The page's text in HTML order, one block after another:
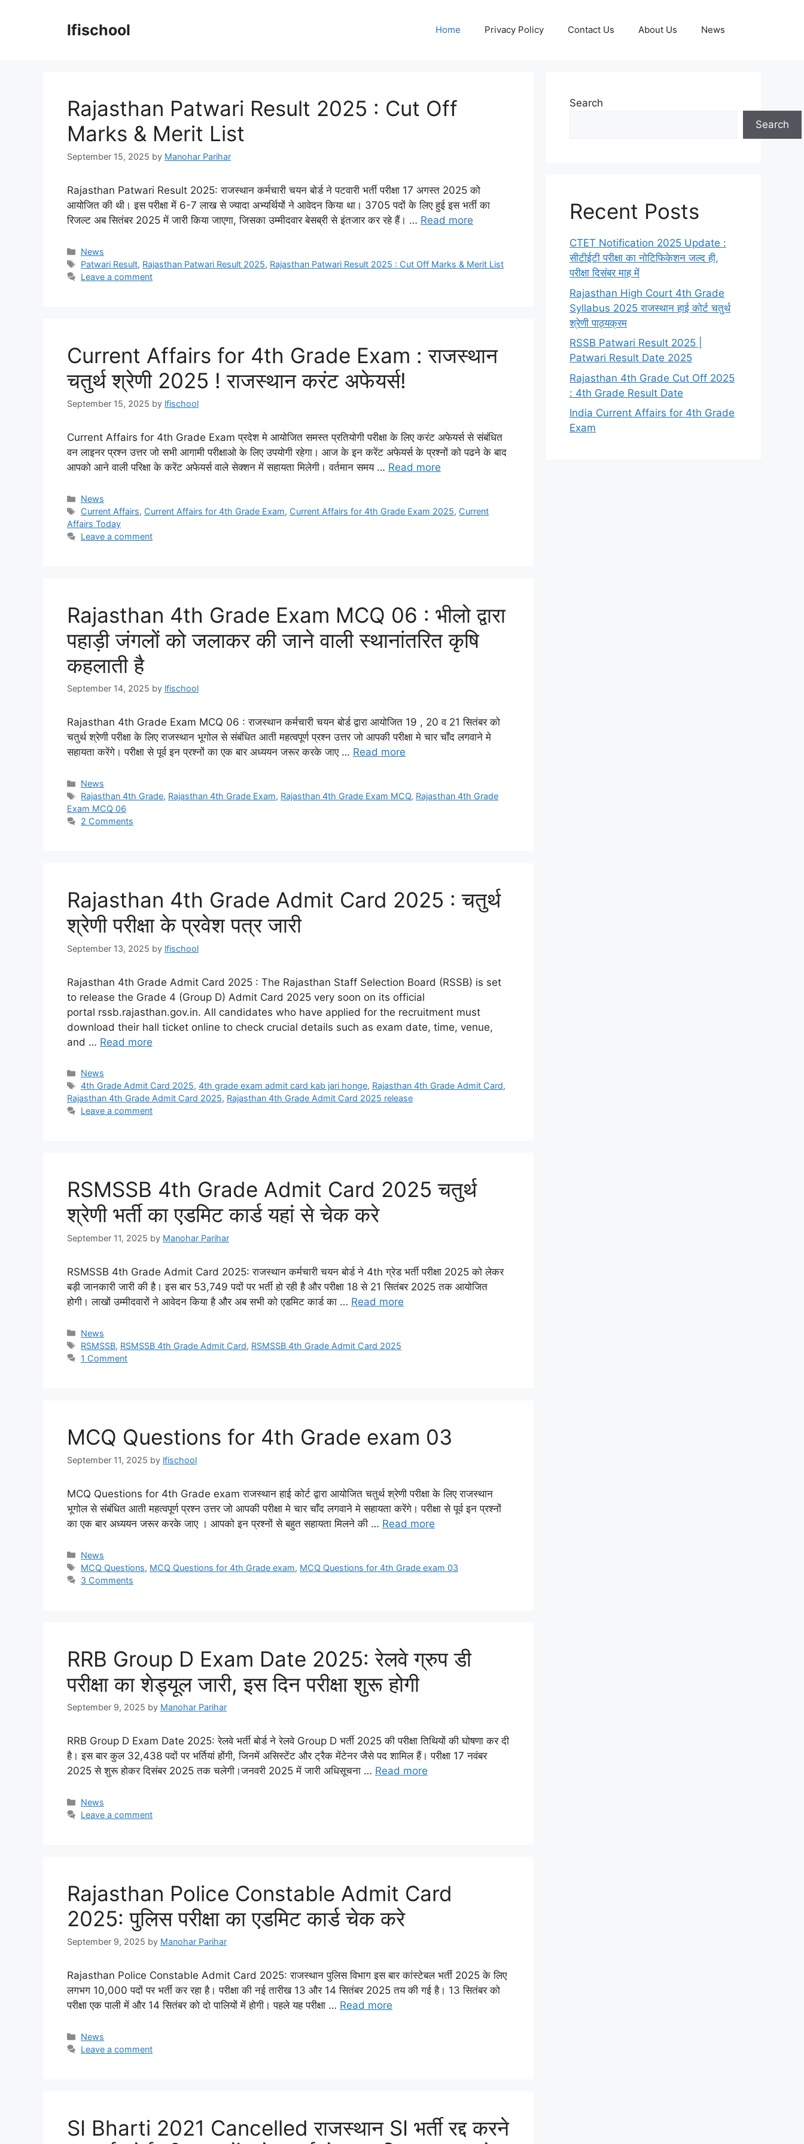
lfischool Home Privacy Policy Contact Us About Us News
Rajasthan Patwari Result 2025 : Cut Off
Marks & Merit List
September 15, 2025 by Manohar Parihar
Rajasthan Patwari Result 2025: राजस्थान कर्मचारी चयन बोर्ड ने पटवारी भर्ती परीक्षा 17 अगस्त 2025 को
आयोजित की थी। इस परीक्षा में 6-7 लाख से ज्यादा अभ्यर्थियों ने आवेदन किया था। 3705 पदों के लिए हुई इस भर्ती का
रिजल्ट अब सितंबर 2025 में जारी किया जाएगा, जिसका उम्मीदवार बेसब्री से इंतजार कर रहे हैं। … Read more
Categories
News
Tags
Patwari Result, Rajasthan Patwari Result 2025, Rajasthan Patwari Result 2025 : Cut Off Marks & Merit List
Leave a comment
Current Affairs for 4th Grade Exam : राजस्थान
चतुर्थ श्रेणी 2025 ! राजस्थान करंट अफेयर्स!
September 15, 2025 by lfischool
Current Affairs for 4th Grade Exam प्रदेश मे आयोजित समस्त प्रतियोगी परीक्षा के लिए करंट अफेयर्स से संबंधित
वन लाइनर प्रश्न उत्तर जो सभी आगामी परीक्षाओ के लिए उपयोगी रहेगा। आज के इन करेंट अफेयर्स के प्रश्नों को पढने के बाद
आपको आने वाली परिक्षा के करेंट अफेयर्स वाले सेक्शन में सहायता मिलेगी। वर्तमान समय … Read more
Categories
News
Tags
Current Affairs, Current Affairs for 4th Grade Exam, Current Affairs for 4th Grade Exam 2025, Current
Affairs Today
Leave a comment
Rajasthan 4th Grade Exam MCQ 06 : भीलो द्वारा
पहाड़ी जंगलों को जलाकर की जाने वाली स्थानांतरित कृषि
कहलाती है
September 14, 2025 by lfischool
Rajasthan 4th Grade Exam MCQ 06 : राजस्थान कर्मचारी चयन बोर्ड द्वारा आयोजित 19 , 20 व 21 सितंबर को
चतुर्थ श्रेणी परीक्षा के लिए राजस्थान भूगोल से संबंधित आती महत्वपूर्ण प्रश्न उत्तर जो आपकी परीक्षा मे चार चाँद लगवाने मे
सहायता करेंगे। परीक्षा से पूर्व इन प्रश्नों का एक बार अध्ययन जरूर करके जाए … Read more
Categories
News
Tags
Rajasthan 4th Grade, Rajasthan 4th Grade Exam, Rajasthan 4th Grade Exam MCQ, Rajasthan 4th Grade
Exam MCQ 06
2 Comments
Rajasthan 4th Grade Admit Card 2025 : चतुर्थ
श्रेणी परीक्षा के प्रवेश पत्र जारी
September 13, 2025 by lfischool
Rajasthan 4th Grade Admit Card 2025 : The Rajasthan Staff Selection Board (RSSB) is set
to release the Grade 4 (Group D) Admit Card 2025 very soon on its official
portal rssb.rajasthan.gov.in. All candidates who have applied for the recruitment must
download their hall ticket online to check crucial details such as exam date, time, venue,
and … Read more
Categories
News
Tags
4th Grade Admit Card 2025,4th grade exam admit card kab jari honge, Rajasthan 4th Grade Admit Card,
Rajasthan 4th Grade Admit Card 2025, Rajasthan 4th Grade Admit Card 2025 release
Leave a comment
RSMSSB 4th Grade Admit Card 2025 चतुर्थ
श्रेणी भर्ती का एडमिट कार्ड यहां से चेक करे
September 11, 2025 by Manohar Parihar
RSMSSB 4th Grade Admit Card 2025: राजस्थान कर्मचारी चयन बोर्ड ने 4th ग्रेड भर्ती परीक्षा 2025 को लेकर
बड़ी जानकारी जारी की है। इस बार 53,749 पदों पर भर्ती हो रही है और परीक्षा 18 से 21 सितंबर 2025 तक आयोजित
होगी। लाखों उम्मीदवारों ने आवेदन किया है और अब सभी को एडमिट कार्ड का … Read more
Categories
News
Tags
RSMSSB, RSMSSB 4th Grade Admit Card, RSMSSB 4th Grade Admit Card 2025
1 Comment
MCQ Questions for 4th Grade exam 03
September 11, 2025 by lfischool
MCQ Questions for 4th Grade exam राजस्थान हाई कोर्ट द्वारा आयोजित चतुर्थ श्रेणी परीक्षा के लिए राजस्थान
भूगोल से संबंधित आती महत्वपूर्ण प्रश्न उत्तर जो आपकी परीक्षा मे चार चाँद लगवाने मे सहायता करेंगे। परीक्षा से पूर्व इन प्रश्नों
का एक बार अध्ययन जरूर करके जाए । आपको इन प्रश्नों से बहुत सहायता मिलने की … Read more
Categories
News
Tags
MCQ Questions, MCQ Questions for 4th Grade exam, MCQ Questions for 4th Grade exam 03
3 Comments
RRB Group D Exam Date 2025: रेलवे ग्रुप डी
परीक्षा का शेड्यूल जारी, इस दिन परीक्षा शुरू होगी
September 9, 2025 by Manohar Parihar
RRB Group D Exam Date 2025: रेलवे भर्ती बोर्ड ने रेलवे Group D भर्ती 2025 की परीक्षा तिथियों की घोषणा कर दी
है। इस बार कुल 32,438 पदों पर भर्तियां होंगी, जिनमें असिस्टेंट और ट्रैक मेंटेनर जैसे पद शामिल हैं। परीक्षा 17 नवंबर
2025 से शुरू होकर दिसंबर 2025 तक चलेगी।जनवरी 2025 में जारी अधिसूचना … Read more
Categories
News
Leave a comment
Rajasthan Police Constable Admit Card
2025: पुलिस परीक्षा का एडमिट कार्ड चेक करे
September 9, 2025 by Manohar Parihar
Rajasthan Police Constable Admit Card 2025: राजस्थान पुलिस विभाग इस बार कांस्टेबल भर्ती 2025 के लिए
लगभग 10,000 पदों पर भर्ती कर रहा है। परीक्षा की नई तारीख 13 और 14 सितंबर 2025 तय की गई है। 13 सितंबर को
परीक्षा एक पाली में और 14 सितंबर को दो पालियों में होगी। पहले यह परीक्षा … Read more
Categories
News
Leave a comment
SI Bharti 2021 Cancelled राजस्थान SI भर्ती रद्द करने
Search
Search
Recent Posts
CTET Notification 2025 Update :
सीटीईटी परीक्षा का नोटिफिकेशन जल्द ही,
परीक्षा दिसंबर माह में
Rajasthan High Court 4th Grade
Syllabus 2025 राजस्थान हाई कोर्ट चतुर्थ
श्रेणी पाठ्यक्रम
RSSB Patwari Result 2025 |
Patwari Result Date 2025
Rajasthan 4th Grade Cut Off 2025
: 4th Grade Result Date
India Current Affairs for 4th Grade
Exam